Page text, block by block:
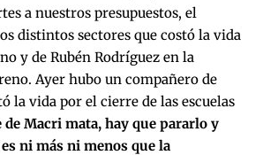
a nuestros presupuestos, el
distintos sectores que costó la vida
y de Rubén Rodríguez en la
. Ayer hubo un compañero de
la vida por el cierre de las escuelas
de Macri mata, hay que pararlo y
ni más ni menos que la